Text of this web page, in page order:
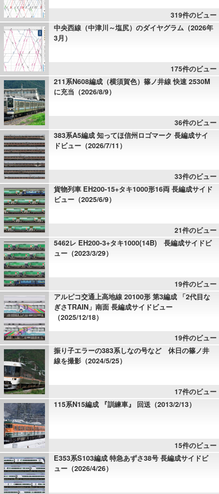
319件のビュー
中央西線（中津川～塩尻）のダイヤグラム（2026年
3月）
175件のビュー
211系N608編成（横須賀色）篠ノ井線 快速 2530M
に充当（2026/8/9）
36件のビュー
383系A5編成 知ってほ信州ロゴマーク 長編成サイ
ドビュー（2026/7/11）
33件のビュー
貨物列車 EH200-15+タキ1000形16両 長編成サイド
ビュー（2025/6/9）
21件のビュー
5462レ EH200-3+タキ1000(14B) 長編成サイドビ
ュー（2023/3/29）
19件のビュー
アルピコ交通上高地線 20100形 第3編成 「2代目な
ぎさTRAIN」南面 長編成サイドビュー
（2025/12/18）
19件のビュー
振り子エラーの383系しなの号など 休日の篠ノ井
線を撮影（2024/5/25）
17件のビュー
115系N15編成 『訓練車』 回送（2013/2/13）
15件のビュー
E353系S103編成 特急あずさ38号 長編成サイドビ
ュー（2026/4/26）